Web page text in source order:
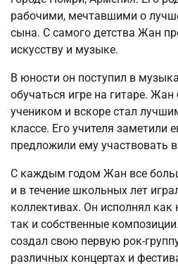
рабочими, мечтавшими о
сына. С самого детства Жан
искусству и музыке.
В юности он поступил в
обучаться игре на гитаре.
учеником и вскоре стал
классе. Его учителя заметили
предложили ему участвовать
С каждым годом Жан все
и в течение школьных лет
коллективах. Он исполнял
так и собственные
создал свою первую рок-
различных концертах и